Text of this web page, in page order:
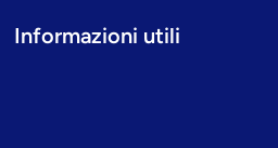
Informazioni utili